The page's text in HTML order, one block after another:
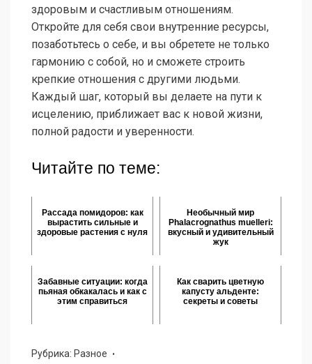
здоровым и счастливым отношениям.
Откройте для себя свои внутренние ресурсы,
позаботьтесь о себе, и вы обретете не только
гармонию с собой, но и сможете строить
крепкие отношения с другими людьми.
Каждый шаг, который вы делаете на пути к
исцелению, приближает вас к новой жизни,
полной радости и уверенности.
Читайте по теме:
Рассада помидоров: как
вырастить сильные и
здоровые растения с нуля
Необычный мир
Phalacrognathus muelleri:
вкусный и удивительный
жук
Забавные ситуации: когда
пьяная обкакалась и как с
этим справиться
Как сварить цветную
капусту альденте:
секреты и советы
Рубрика: Разное